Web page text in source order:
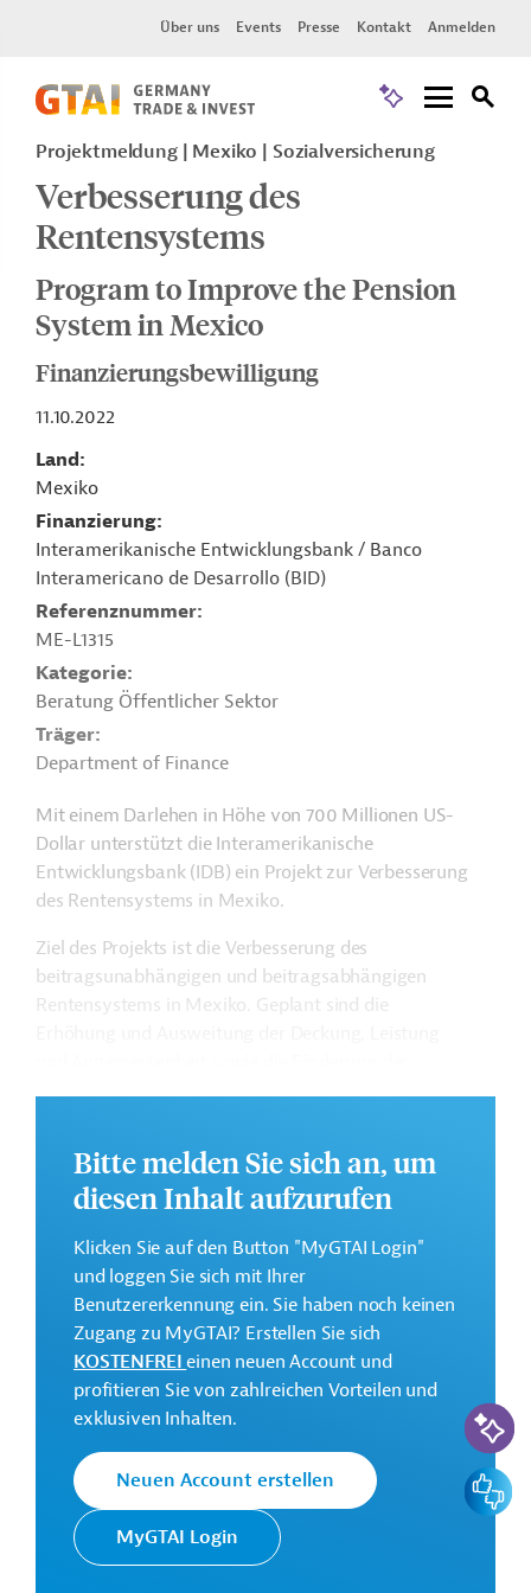
Über uns Events Presse Kontakt Anmelden
Projektmeldung Mexiko Sozialversicherung
Verbesserung des
Rentensystems
Program to Improve the Pension
System in Mexico
Finanzierungsbewilligung
11.10.2022
Land
Mexiko
Finanzierung
Interamerikanische Entwicklungsbank / Banco
Interamericano de Desarrollo (BID)
Referenznummer
ME-L1315
Kategorie
Beratung Öffentlicher Sektor
Träger
Department of Finance
Mit einem Darlehen in Höhe von 700 Millionen US-
Dollar unterstützt die Interamerikanische
Entwicklungsbank (IDB) ein Projekt zur Verbesserung
des Rentensystems in Mexiko.
Ziel des Projekts ist die Verbesserung des
beitragsunabhängigen und beitragsabhängigen
Rentensystems in Mexiko. Geplant sind die
Gerechtigkeit von Leistungen im Rentensystem. Dies
Verbesserungen bei der Gestaltung und Koordinierung
der subnationalen Systeme erreicht werden.
finden Sie auf derWebseite der IDB
und im
Originaldokument, das zum Download bereitsteht.
Gesamtkosten:
700 Millionen US-Dollar
Geberbeitrag:
700 Millionen US-Dollar (Darlehen)
Kontaktadressen
Bitte melden Sie sich an, um
diesen Inhalt aufzurufen
Klicken Sie auf den Button "MyGTAI Login"
und loggen Sie sich mit Ihrer
Benutzererkennung ein. Sie haben noch keinen
Zugang zu MyGTAI? Erstellen Sie sich
KOSTENFREIeinen neuen Account und
profitieren Sie von zahlreichen Vorteilen und
exklusiven Inhalten.
Neuen Account erstellen
MyGTAI Login
KI-